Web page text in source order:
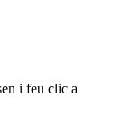
i feu clic a